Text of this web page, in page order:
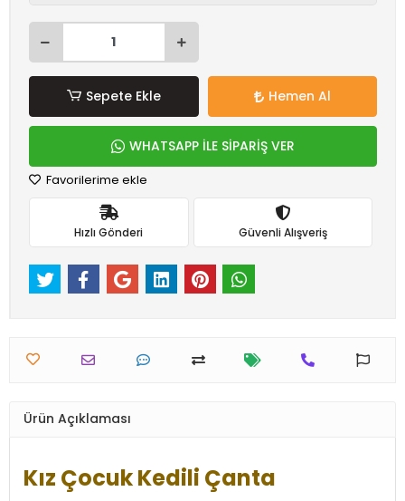
Sepete Ekle Hemen Al
WHATSAPP İLE SİPARİŞ VER
Favorilerime ekle
Hızlı Gönderi Güvenli Alışveriş
Ürün Açıklaması
Kız Çocuk Kedili Çanta